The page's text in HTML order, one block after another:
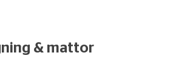
& mattor